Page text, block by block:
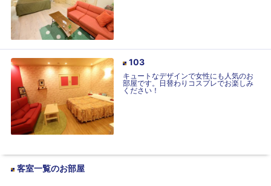
103
キュートなデザインで女性にも人気のお
部屋です。日替わりコスプレでお楽しみ
ください！
客室一覧のお部屋